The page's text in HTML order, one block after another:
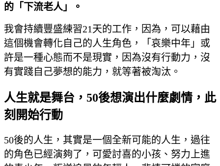
的「下流老人」。
我會持續豐盛練習21天的工作，因為，可以藉由
這個機會轉化自己的人生角色，「哀樂中年」或
許是一種心態而不是現實，因為沒有行動力，沒
有實踐自己夢想的能力，就等著被淘汰。
人生就是舞台，50後想演出什麼劇情，此
刻開始行動
50後的人生，其實是一個全新可能的人生，過往
的角色已經演夠了，可愛討喜的小孩、努力上進